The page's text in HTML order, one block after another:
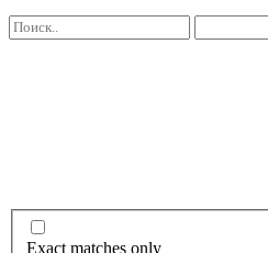
Exact matches only